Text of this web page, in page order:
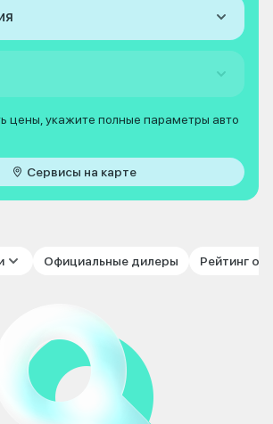
цены, укажите полные параметры авто
Сервисы на карте
Официальные дилеры Рейтинг